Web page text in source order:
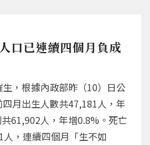
口已連續四個月負成
，根據內政部昨（10）日公
月出生人數共47,181人，年
61,902人，年增0.8%。死亡
，連續四個月「生不如